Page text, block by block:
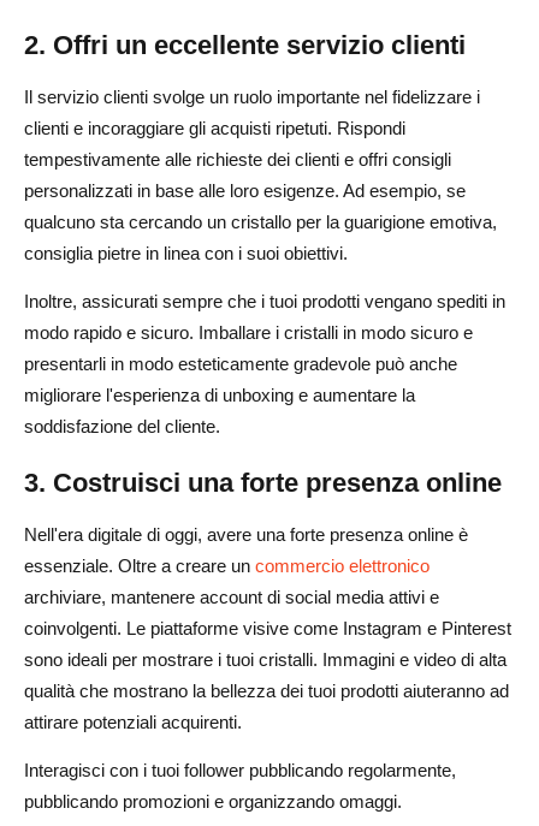
2. Offri un eccellente servizio clienti
Il servizio clienti svolge un ruolo importante nel fidelizzare i
clienti e incoraggiare gli acquisti ripetuti. Rispondi
tempestivamente alle richieste dei clienti e offri consigli
personalizzati in base alle loro esigenze. Ad esempio, se
qualcuno sta cercando un cristallo per la guarigione emotiva,
consiglia pietre in linea con i suoi obiettivi.
Inoltre, assicurati sempre che i tuoi prodotti vengano spediti in
modo rapido e sicuro. Imballare i cristalli in modo sicuro e
presentarli in modo esteticamente gradevole può anche
migliorare l'esperienza di unboxing e aumentare la
soddisfazione del cliente.
3. Costruisci una forte presenza online
Nell'era digitale di oggi, avere una forte presenza online è
essenziale. Oltre a creare un commercio elettronico
archiviare, mantenere account di social media attivi e
coinvolgenti. Le piattaforme visive come Instagram e Pinterest
sono ideali per mostrare i tuoi cristalli. Immagini e video di alta
qualità che mostrano la bellezza dei tuoi prodotti aiuteranno ad
attirare potenziali acquirenti.
Interagisci con i tuoi follower pubblicando regolarmente,
pubblicando promozioni e organizzando omaggi.